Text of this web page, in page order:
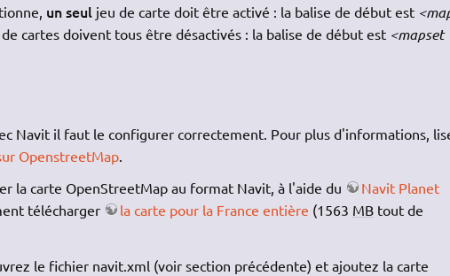
un seul jeu de carte doit être activé : la balise de début est
cartes doivent tous être désactivés : la balise de début est <mapset
Navit il faut le configurer correctement. Pour plus d'informations,
OpenstreetMap.
la carte OpenStreetMap au format Navit, à l'aide du
Navit Planet
télécharger la carte pour la France entière (1563 MBtout de
le fichier navit.xml (voir section précédente) et ajoutez la carte